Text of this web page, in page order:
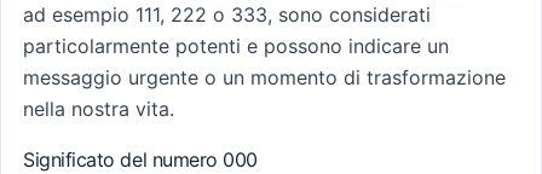
ad esempio 111, 222 o 333, sono considerati
particolarmente potenti e possono indicare un
messaggio urgente o un momento di trasformazione
nella nostra vita.
Significato del numero 000